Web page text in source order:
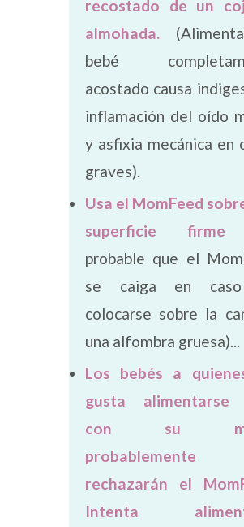
recostado de un
almohada.
bebé
acostado causa
inflamación del oído
y asfixia mecánica en
graves).
Usa el MomFeed
superficie firme
probable que el
se caiga en
colocarse sobre la
una alfombra gruesa)...
Los bebés a
gusta alimentarse
con su
probablemente
rechazarán el
Intenta